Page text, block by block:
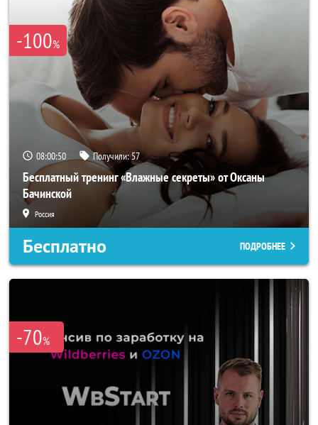
-100%
08:00:48 Получили:57
Бесплатный тренинг «Влажные секреты» от Оксаны
Бачинской
Россия
Бесплатно ПОДРОБНЕЕ
-70%